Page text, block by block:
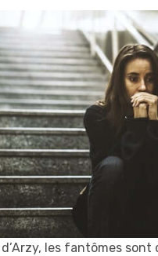
d’Arzy, les fantômes